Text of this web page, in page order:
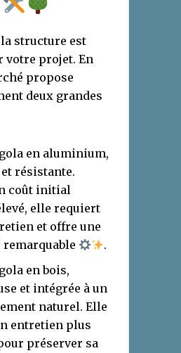
structure est
votre projet. En
propose
deux grandes
en aluminium,
résistante.
coût initial
elle requiert
et offre une
.
en bois,
et intégrée à un
naturel. Elle
entretien plus
préserver sa